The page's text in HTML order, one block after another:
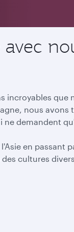
nous
demandent
en
cultures